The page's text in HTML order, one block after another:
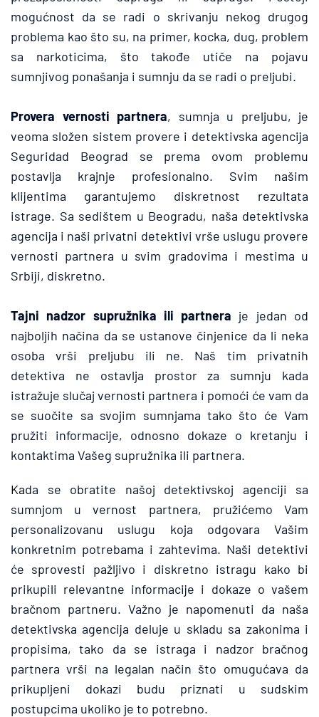
mogućnost da se radi o skrivanju nekog drugog
problema kao što su, na primer, kocka, dug, problem
sa narkoticima, što takođe utiče na pojavu
sumnjivog ponašanja i sumnju da se radi o preljubi.
Provera vernosti partnera, sumnja u preljubu, je
veoma složen sistem provere i detektivska agencija
Seguridad Beograd se prema ovom problemu
postavlja krajnje profesionalno. Svim našim
klijentima garantujemo diskretnost rezultata
istrage. Sa sedištem u Beogradu, naša detektivska
agencija i naši privatni detektivi vrše uslugu provere
vernosti partnera u svim gradovima i mestima u
Srbiji, diskretno.
Tajni nadzor supružnika ili partnera je jedan od
najboljih načina da se ustanove činjenice da li neka
osoba vrši preljubu ili ne. Naš tim privatnih
detektiva ne ostavlja prostor za sumnju kada
istražuje slučaj vernosti partnera i pomoći će vam da
se suočite sa svojim sumnjama tako što će Vam
pružiti informacije, odnosno dokaze o kretanju i
kontaktima Vašeg supružnika ili partnera.
Kada se obratite našoj detektivskoj agenciji sa
sumnjom u vernost partnera, pružićemo Vam
personalizovanu uslugu koja odgovara Vašim
konkretnim potrebama i zahtevima. Naši detektivi
će sprovesti pažljivo i diskretno istragu kako bi
prikupili relevantne informacije i dokaze o vašem
bračnom partneru. Važno je napomenuti da naša
detektivska agencija deluje u skladu sa zakonima i
propisima, tako da se istraga i nadzor bračnog
partnera vrši na legalan način što omugućava da
prikupljeni dokazi budu priznati u sudskim
postupcima ukoliko je to potrebno.